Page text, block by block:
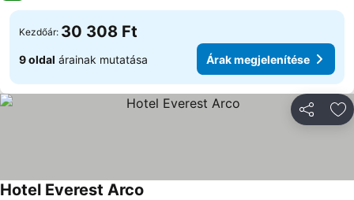
Kezdőár: 30 308 Ft
9 oldal árainak mutatása Árak megjelenítése
Hotel Everest Arco